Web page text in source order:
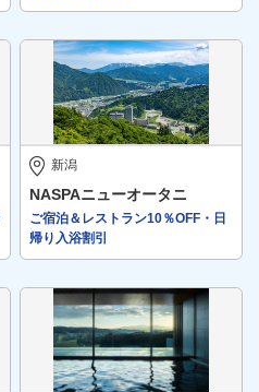
新潟
NASPAニューオータニ
ご宿泊＆レストラン10％OFF・日
帰り入浴割引